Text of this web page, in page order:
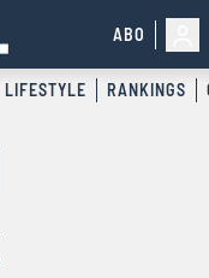
ABO
LIFESTYLE RANKINGS